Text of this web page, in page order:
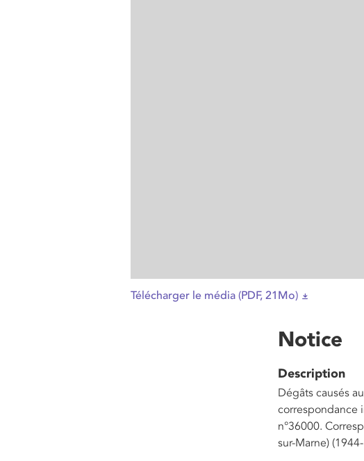
Télécharger le média (PDF, 21Mo)
Notice
Description
Dégâts causés
correspondance
n°36000.
sur-Marne)